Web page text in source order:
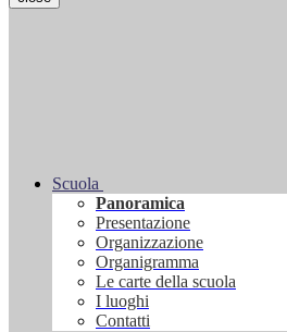
Scuola
Panoramica
Presentazione
Organizzazione
Organigramma
Le carte della scuola
I luoghi
Contatti